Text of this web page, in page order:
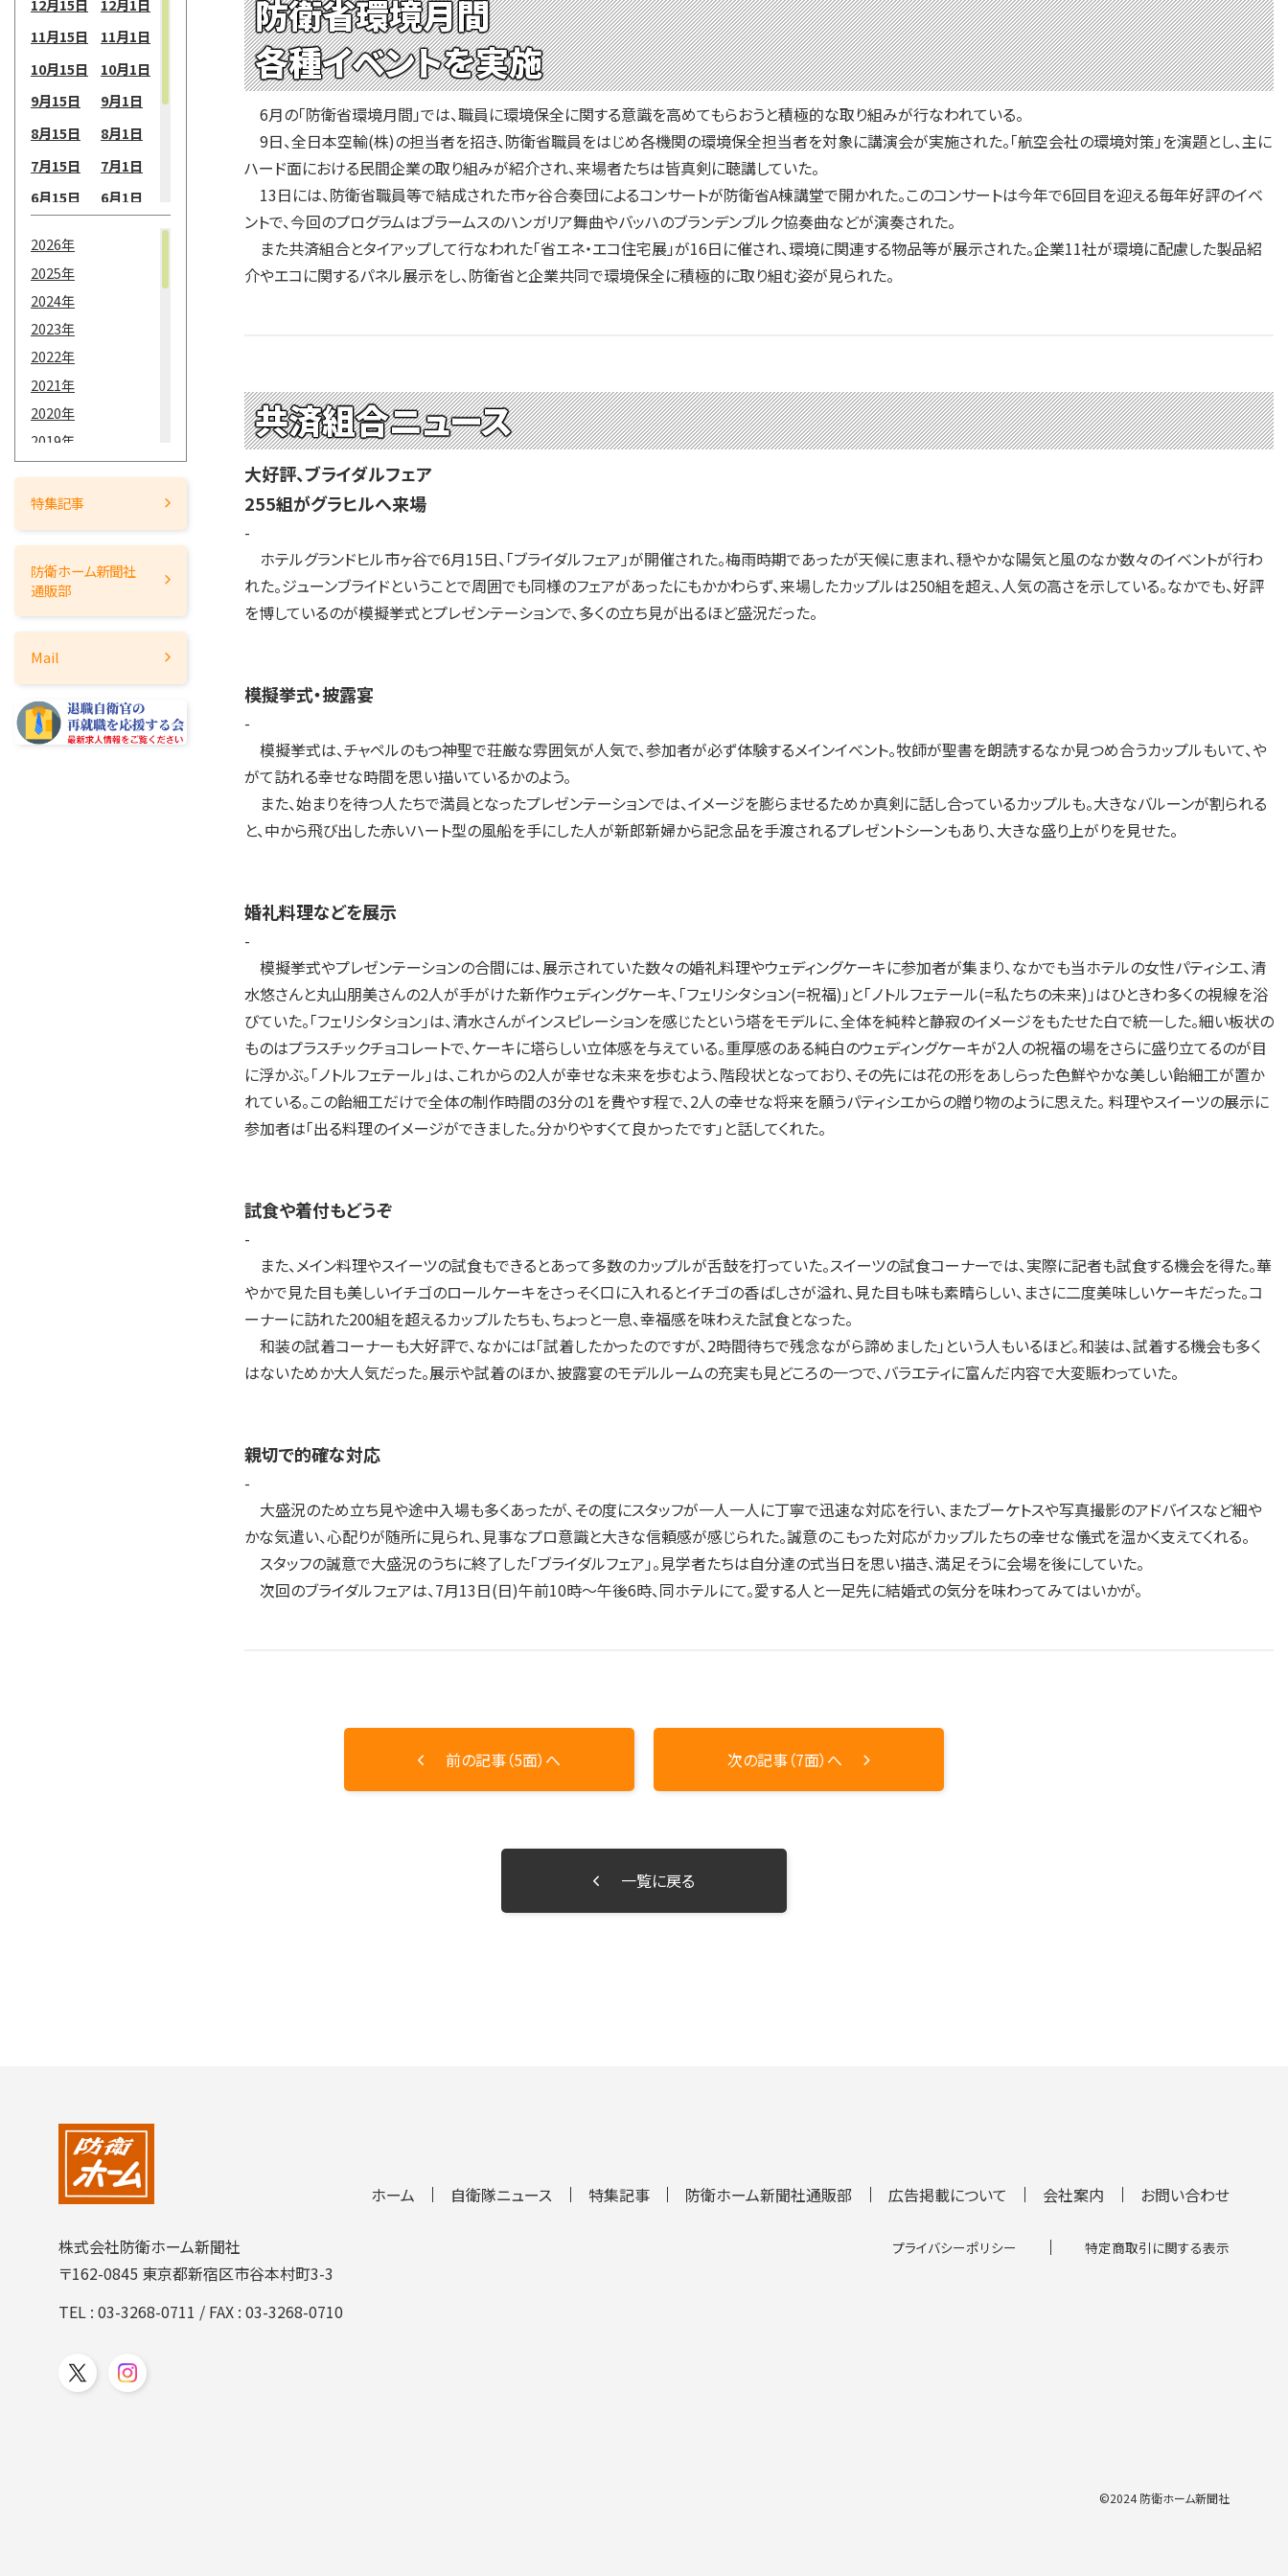
11月15日
11月1日
10月15日
10月1日
9月15日
9月1日
8月15日
8月1日
7月15日
7月1日
6月15日
6月1日
3月15日
2月15日
1月15日
2026年
2025年
2024年
2023年
2022年
2021年
2020年
2019年
2018年
2017年
2014年
2012年
2011年
2009年
2008年
特集記事
防衛ホーム新聞社
通販部
Mail
防衛省環境月間
各種イベントを実施
6月の「防衛省環境月間」では、職員に環境保全に関する意識を高めてもらおうと積極的な取り組みが行なわれている。
9日、全日本空輸(株)の担当者を招き、防衛省職員をはじめ各機関の環境保全担当者を対象に講演会が実施された。「航空会社の環境対策」を演題とし、主に
ハード面における民間企業の取り組みが紹介され、来場者たちは皆真剣に聴講していた。
13日には、防衛省職員等で結成された市ヶ谷合奏団によるコンサートが防衛省A棟講堂で開かれた。このコンサートは今年で6回目を迎える毎年好評のイベ
ントで、今回のプログラムはブラームスのハンガリア舞曲やバッハのブランデンブルク協奏曲などが演奏された。
また共済組合とタイアップして行なわれた「省エネ・エコ住宅展」が16日に催され、環境に関連する物品等が展示された。企業11社が環境に配慮した製品紹
介やエコに関するパネル展示をし、防衛省と企業共同で環境保全に積極的に取り組む姿が見られた。
共済組合ニュース
大好評、ブライダルフェア
255組がグラヒルへ来場
-
ホテルグランドヒル市ヶ谷で6月15日、「ブライダルフェア」が開催された。梅雨時期であったが天候に恵まれ、穏やかな陽気と風のなか数々のイベントが行わ
れた。ジューンブライドということで周囲でも同様のフェアがあったにもかかわらず、来場したカップルは250組を超え、人気の高さを示している。なかでも、好評
を博しているのが模擬挙式とプレゼンテーションで、多くの立ち見が出るほど盛況だった。
模擬挙式・披露宴
-
模擬挙式は、チャペルのもつ神聖で荘厳な雰囲気が人気で、参加者が必ず体験するメインイベント。牧師が聖書を朗読するなか見つめ合うカップルもいて、や
がて訪れる幸せな時間を思い描いているかのよう。
また、始まりを待つ人たちで満員となったプレゼンテーションでは、イメージを膨らませるためか真剣に話し合っているカップルも。大きなバルーンが割られる
と、中から飛び出した赤いハート型の風船を手にした人が新郎新婦から記念品を手渡されるプレゼントシーンもあり、大きな盛り上がりを見せた。
婚礼料理などを展示
-
模擬挙式やプレゼンテーションの合間には、展示されていた数々の婚礼料理やウェディングケーキに参加者が集まり、なかでも当ホテルの女性パティシエ、清
水悠さんと丸山朋美さんの2人が手がけた新作ウェディングケーキ、「フェリシタション(=祝福)」と「ノトルフェテール(=私たちの未来)」はひときわ多くの視線を浴
びていた。「フェリシタション」は、清水さんがインスピレーションを感じたという塔をモデルに、全体を純粋と静寂のイメージをもたせた白で統一した。細い板状の
ものはプラスチックチョコレートで、ケーキに塔らしい立体感を与えている。重厚感のある純白のウェディングケーキが2人の祝福の場をさらに盛り立てるのが目
に浮かぶ。「ノトルフェテール」は、これからの2人が幸せな未来を歩むよう、階段状となっており、その先には花の形をあしらった色鮮やかな美しい飴細工が置か
れている。この飴細工だけで全体の制作時間の3分の1を費やす程で、2人の幸せな将来を願うパティシエからの贈り物のように思えた。 料理やスイーツの展示に
参加者は「出る料理のイメージができました。分かりやすくて良かったです」と話してくれた。
試食や着付もどうぞ
-
また、メイン料理やスイーツの試食もできるとあって多数のカップルが舌鼓を打っていた。スイーツの試食コーナーでは、実際に記者も試食する機会を得た。華
やかで見た目も美しいイチゴのロールケーキをさっそく口に入れるとイチゴの香ばしさが溢れ、見た目も味も素晴らしい、まさに二度美味しいケーキだった。コ
ーナーに訪れた200組を超えるカップルたちも、ちょっと一息、幸福感を味わえた試食となった。
和装の試着コーナーも大好評で、なかには「試着したかったのですが、2時間待ちで残念ながら諦めました」という人もいるほど。和装は、試着する機会も多く
はないためか大人気だった。展示や試着のほか、披露宴のモデルルームの充実も見どころの一つで、バラエティに富んだ内容で大変賑わっていた。
親切で的確な対応
-
大盛況のため立ち見や途中入場も多くあったが、その度にスタッフが一人一人に丁寧で迅速な対応を行い、またブーケトスや写真撮影のアドバイスなど細や
かな気遣い、心配りが随所に見られ、見事なプロ意識と大きな信頼感が感じられた。誠意のこもった対応がカップルたちの幸せな儀式を温かく支えてくれる。
スタッフの誠意で大盛況のうちに終了した「ブライダルフェア」。見学者たちは自分達の式当日を思い描き、満足そうに会場を後にしていた。
次回のブライダルフェアは、7月13日(日)午前10時～午後6時、同ホテルにて。愛する人と一足先に結婚式の気分を味わってみてはいかが。
前の記事（5面）へ 次の記事（7面）へ
一覧に戻る
株式会社防衛ホーム新聞社
〒162-0845 東京都新宿区市谷本村町3-3
TEL :03-3268-0711 / FAX : 03-3268-0710
ホーム 自衛隊ニュース 特集記事 防衛ホーム新聞社通販部 広告掲載について 会社案内 お問い合わせ
プライバシーポリシー 特定商取引に関する表示
©2024 防衛ホーム新聞社